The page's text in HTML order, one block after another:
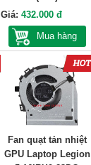
Giá:432.000 đ
Mua hàng
Fan quạt tản nhiệt
GPU Laptop Legion